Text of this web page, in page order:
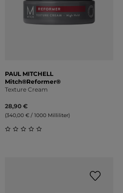
PAUL MITCHELL
Mitch®Reformer®
Texture Cream
28,90 €
(340,00 € / 1000 Milliliter)